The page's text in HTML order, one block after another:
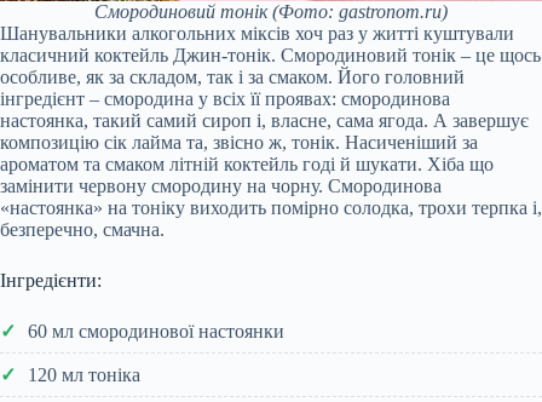
Смородиновий тонік(Фото: gastronom.ru)
Шанувальники алкогольних міксів хоч раз у житті куштували
класичний коктейль Джин-тонік. Смородиновий тонік – це щось
особливе, як за складом, так і за смаком. Його головний
інгредієнт – смородина у всіх її проявах: смородинова
настоянка, такий самий сироп і, власне, сама ягода. А завершує
композицію сік лайма та, звісно ж, тонік. Насиченіший за
ароматом та смаком літній коктейль годі й шукати. Хіба що
замінити червону смородину на чорну. Смородинова
«настоянка» на тоніку виходить помірно солодка, трохи терпка і,
безперечно, смачна.
Інгредієнти:
60 мл смородинової настоянки
120 мл тоніка